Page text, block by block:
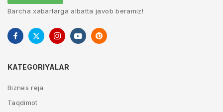
Barcha xabarlarga albatta javob beramiz!
KATEGORIYALAR
Biznes reja
Taqdimot